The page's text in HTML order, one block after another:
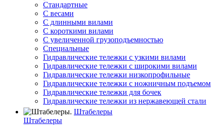
Стандартные
С весами
С длинными вилами
С короткими вилами
С увеличенной грузоподъемностью
Специальные
Гидравлические тележки с узкими вилами
Гидравлические тележки с широкими вилами
Гидравлические тележки низкопрофильные
Гидравлические тележки с ножничным подъемом
Гидравлические тележки для бочек
Гидравлические тележки из нержавеющей стали
Штабелеры
Штабелеры